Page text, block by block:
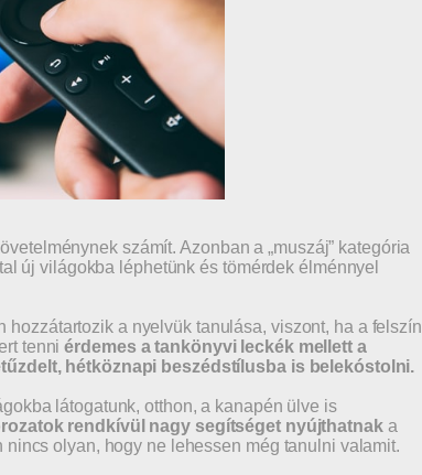
számít. Azonban a „muszáj” kategória
új világokba léphetünk és tömérdek élménnyel
a nyelvük tanulása, viszont, ha a felszín
tenniérdemes a tankönyvi leckék mellett a
hétköznapi beszédstílusba is belekóstolni.
látogatunk, otthon, a kanapén ülve is
rendkívül nagy segítséget nyújthatnak a
olyan, hogy ne lehessen még tanulni valamit.